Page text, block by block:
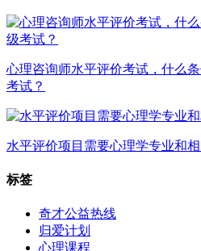
心理咨询师水平评价考试，什么
考试？
水平评价项目需要心理学专业和
标签
奇才公益热线
归爱计划
心理课程